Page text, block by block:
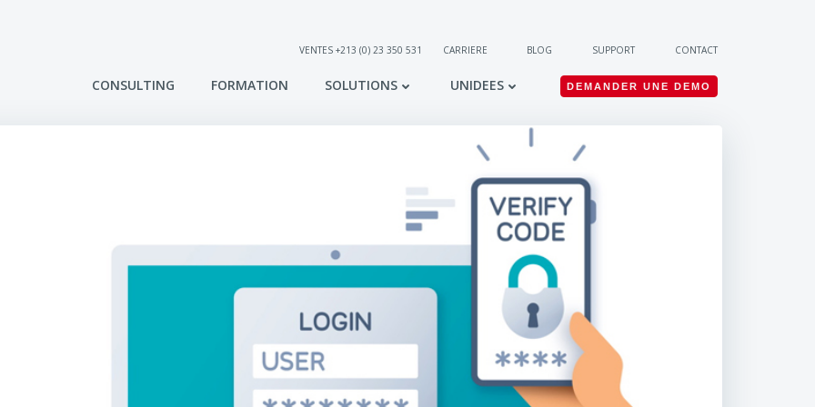
VENTES +213 (0) 23 350 531 CARRIERE BLOG SUPPORT CONTACT
CONSULTING FORMATION SOLUTIONS UNIDEES DEMANDER UNE DEMO